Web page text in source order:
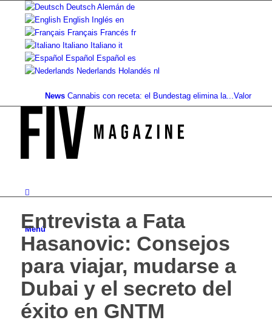
Deutsch Alemán de
English Inglés en
Français Francés fr
Italiano Italiano it
Español Español es
Nederlands Holandés nl
News Cannabis con receta: el Bundestag elimina la...Valor del
Menú
Entrevista a Fata
Hasanovic: Consejos
para viajar, mudarse a
Dubai y el secreto del
éxito en GNTM